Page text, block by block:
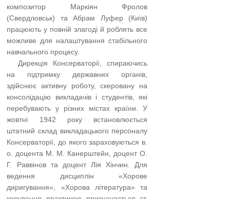
композитор Маркіян Фролов
(Свердловськ) та Абрам Луфер (Київ)
працюють у повній злагоді й роблять все
можливе для налаштуван­ня стабільного
навчального процесу.
Дирекція Консерваторії, спираючись
на підтримку державних органів,
здійснює активну роботу, скеровану на
консолідацію виклада­чів і студентів, які
перебувають у різних містах країни. У
жовтні 1942 року встановлюється
штатний склад викладацького персоналу
Консерваторії, до якого зараховуються в.
о. доцента М. М. Канерштейн, доцент О.
Г. Раввінов та доцент Лія Хінчин. Для
ведення дисциплін «Хорове
диригування», «Хорова література» та